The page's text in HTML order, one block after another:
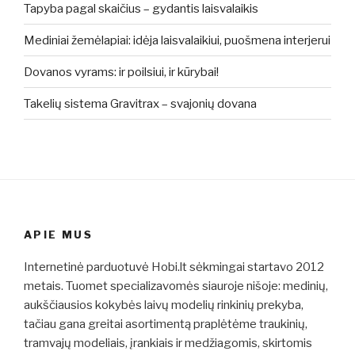
Tapyba pagal skaičius – gydantis laisvalaikis
Mediniai žemėlapiai: idėja laisvalaikiui, puošmena interjerui
Dovanos vyrams: ir poilsiui, ir kūrybai!
Takelių sistema Gravitrax – svajonių dovana
APIE MUS
Internetinė parduotuvė Hobi.lt sėkmingai startavo 2012
metais. Tuomet specializavomės siauroje nišoje: medinių,
aukščiausios kokybės laivų modelių rinkinių prekyba,
tačiau gana greitai asortimentą praplėtėme traukinių,
tramvajų modeliais, įrankiais ir medžiagomis, skirtomis